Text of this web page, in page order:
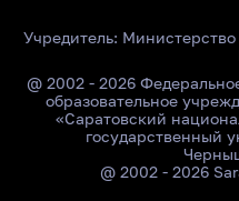
Учредитель:
@ 2002 - 2026
образовательное
«Саратовский
государственный
@ 2002 - 2026